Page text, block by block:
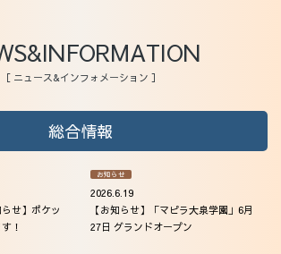
［ ニュース&インフォメーション ］
総合情報
せ】ポケッ
！
お知らせ
2026.6.19
【お知らせ】「マピラ大泉学園」6月
27日 グランドオープン